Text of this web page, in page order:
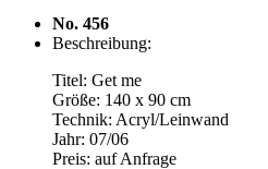
No. 456
Beschreibung:
Titel: Get me
Größe: 140 x 90 cm
Technik: Acryl/Leinwand
Jahr: 07/06
Preis: auf Anfrage